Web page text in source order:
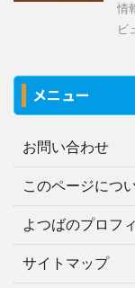
情
ビ
メニュー
お問い合わせ
このページにつ
よつばのプロフ
サイトマップ